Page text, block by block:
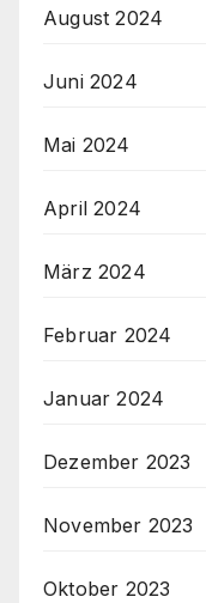
August 2024
Juni 2024
Mai 2024
April 2024
März 2024
Februar 2024
Januar 2024
Dezember 2023
November 2023
Oktober 2023